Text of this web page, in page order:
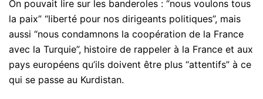
On pouvait lire sur les banderoles : “nous voulons tous
la paix” “liberté pour nos dirigeants politiques”, mais
aussi “nous condamnons la coopération de la France
avec la Turquie”, histoire de rappeler à la France et aux
pays européens qu’ils doivent être plus “attentifs” à ce
qui se passe au Kurdistan.